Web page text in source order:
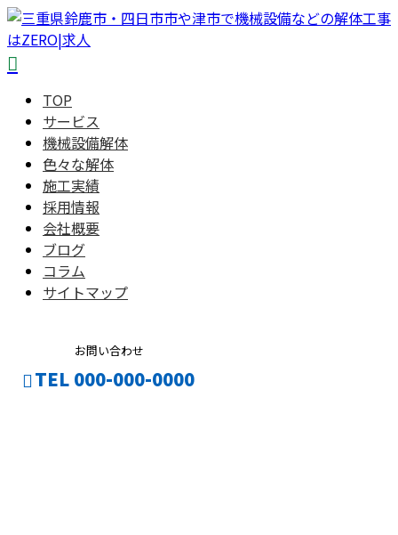
TOP
サービス
機械設備解体
色々な解体
施工実績
採用情報
会社概要
ブログ
コラム
サイトマップ
お問い合わせ
TEL 000-000-0000